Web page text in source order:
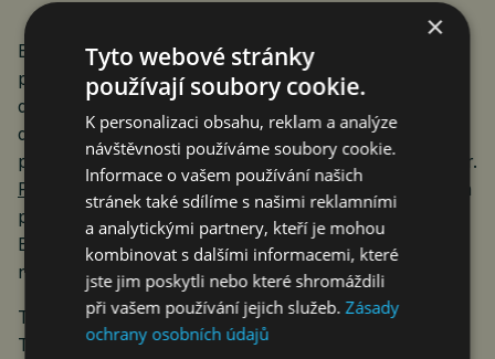
Britská elektrárna Drax vytváří energii z dřevěných
pelet a je prohlášena za bezemisní, fasuje na to státní
dotace. Spaluje jen ten oxid uhličitý, který předtím
dřevní hmota z ovzduší pojala. Od roku 2012,
připomněl list Gaurdian, takto dostala už 7 miliard liber.
Podle studie
myšlenkové nádrže Ember ale elektrárna
produkuje nejvíce emisí oxidu uhličitého ve Velké
Británii. Pelety dováží z Ameriky, dovoz se do emisí
nepočítá.
Takže ono docela záleží na rozměrech daného jevu.
To, co vypadá výborně v laboratoři a dejme tomu
×
Tyto webové stránky
používají soubory cookie.
K personalizaci obsahu, reklam a analýze
návštěvnosti používáme soubory cookie.
Informace o vašem používání našich
stránek také sdílíme s našimi reklamními
a analytickými partnery, kteří je mohou
kombinovat s dalšími informacemi, které
jste jim poskytli nebo které shromáždili
při vašem používání jejich služeb.Zásady
ochrany osobních údajů